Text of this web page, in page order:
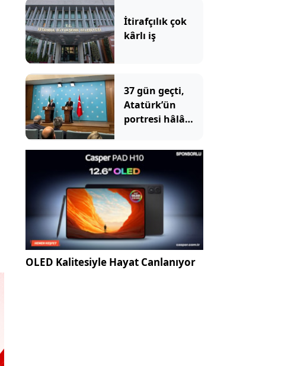
İtirafçılık çok
kârlı iş
37 gün geçti,
Atatürk’ün
portresi hâlâ
OLED Kalitesiyle Hayat Canlanıyor